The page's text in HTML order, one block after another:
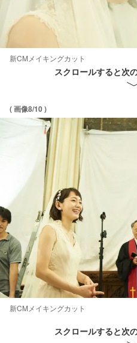
新CMメイキングカット
スクロールすると次
( 画像8/10 )
新CMメイキングカット
スクロールすると次